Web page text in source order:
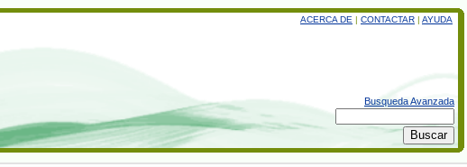
ACERCA DE | CONTACTAR | AYUDA
Busqueda Avanzada